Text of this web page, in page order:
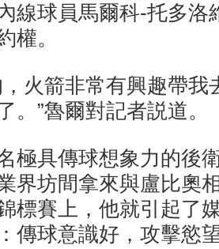
線球員馬爾科-托多洛
權。
箭非常有興趣帶我
。”魯爾對記者説道。
具傳球想象力的後
界坊間拿來與盧比奧
標賽上，他就引起了
傳球意識好，攻擊慾